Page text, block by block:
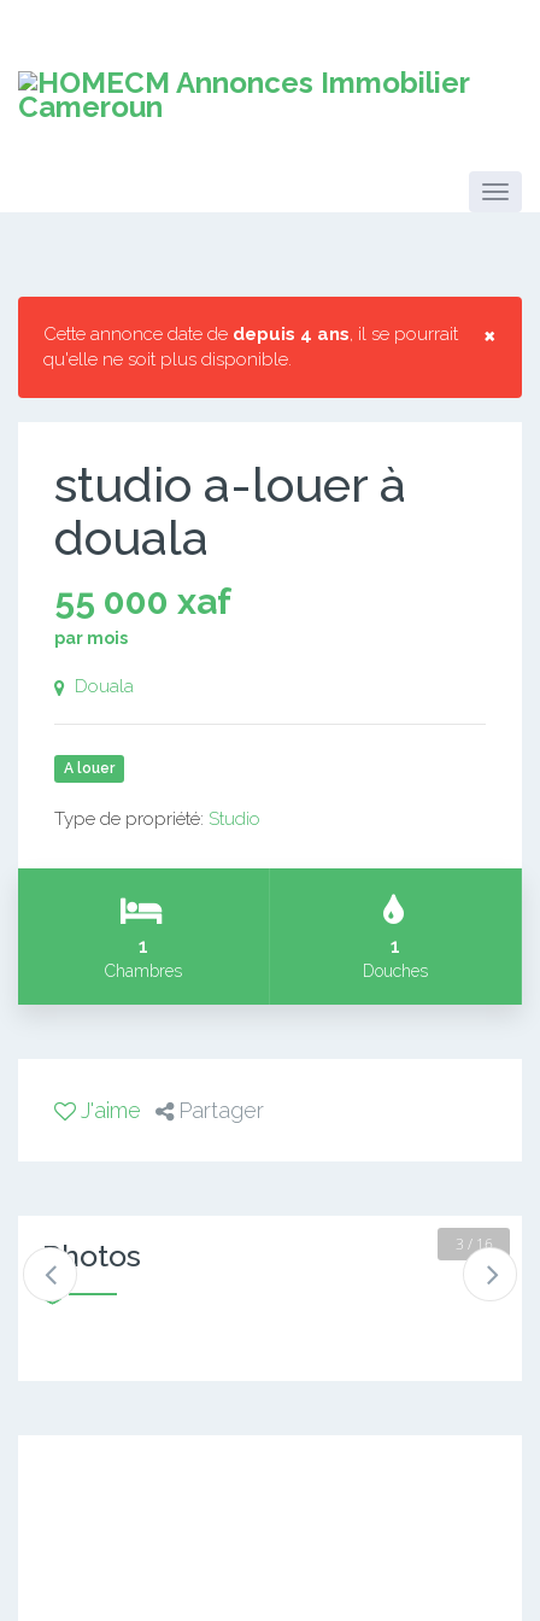
×
Cette annonce date de depuis 4 ans, il se pourrait
qu'elle ne soit plus disponible.
studio a-louer à
douala
55 000 xaf
par mois
Douala
A louer
Type de propriété: Studio
1
Chambres
1
Douches
J'aime Partager
Photos 4 / 16